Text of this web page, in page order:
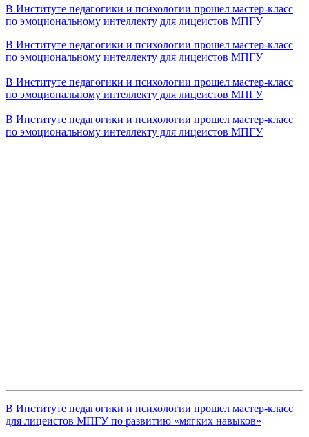
В Институте педагогики и психологии прошел мастер-класс
по эмоциональному интеллекту для лицеистов МПГУ
В Институте педагогики и психологии прошел мастер-класс
по эмоциональному интеллекту для лицеистов МПГУ
В Институте педагогики и психологии прошел мастер-класс
по эмоциональному интеллекту для лицеистов МПГУ
В Институте педагогики и психологии прошел мастер-класс
по эмоциональному интеллекту для лицеистов МПГУ
В Институте педагогики и психологии прошел мастер-класс
для лицеистов МПГУ по развитию «мягких навыков»